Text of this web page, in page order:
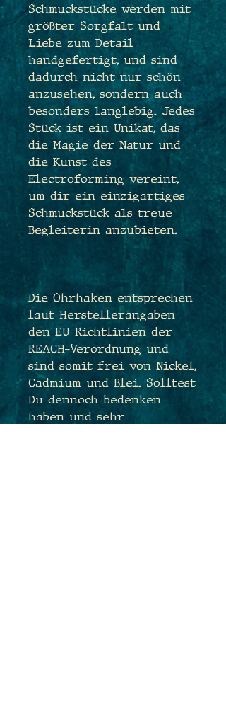
Schmuckstücke werden mit
größter Sorgfalt und
Liebe zum Detail
handgefertigt, und sind
dadurch nicht nur schön
anzusehen, sondern auch
besonders langlebig. Jedes
Stück ist ein Unikat, das
die Magie der Natur und
die Kunst des
Electroforming vereint,
um dir ein einzigartiges
Schmuckstück als treue
Begleiterin anzubieten.
Die Ohrhaken entsprechen
laut Herstellerangaben
den EU Richtlinien der
REACH-Verordnung und
sind somit frei von Nickel,
Cadmium und Blei. Solltest
Du dennoch bedenken
haben und sehr